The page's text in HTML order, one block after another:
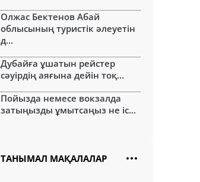
Олжас Бектенов Абай
облысының туристік әлеуетін
д...
Дубайға ұшатын рейстер
сәуірдің аяғына дейін тоқ...
Пойызда немесе вокзалда
затыңызды ұмытсаңыз не іс...
ТАНЫМАЛ МАҚАЛАЛАР